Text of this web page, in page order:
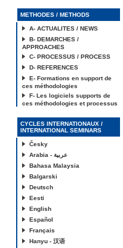
METHODES / METHODS
A- ACTUALITES / NEWS
B- DEMARCHES /
APPROACHES
C- PROCESSUS / PROCESS
D- REFERENCES
E- Formations en support de
ces méthodologies
F- Les logiciels supports de
ces méthodologies et processus
CYCLES INTERNATIONAUX /
INTERNATIONAL SEMINARS
Česky
Arabia - عربية
Bahasa Malaysia
Balgarski
Deutsch
Eesti
English
Español
Français
Hanyu - 汉语